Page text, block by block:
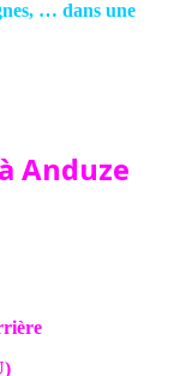
… dans une
à Anduze